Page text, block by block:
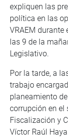
expliquen las
política en las
VRAEM durante
las 9 de la
Legislativo.
Por la tarde, a
trabajo
planeamiento
corrupción en el
Fiscalización y
Víctor Raúl